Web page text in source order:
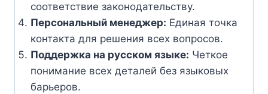
соответствие законодательству.
Персональный менеджер: Единая точка
контакта для решения всех вопросов.
Поддержка на русском языке: Четкое
понимание всех деталей без языковых
барьеров.